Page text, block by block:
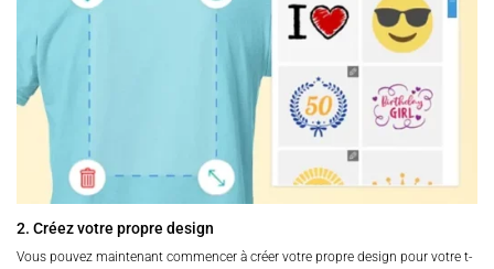
2. Créez votre propre design
Vous pouvez maintenant commencer à créer votre propre design pour votre t-